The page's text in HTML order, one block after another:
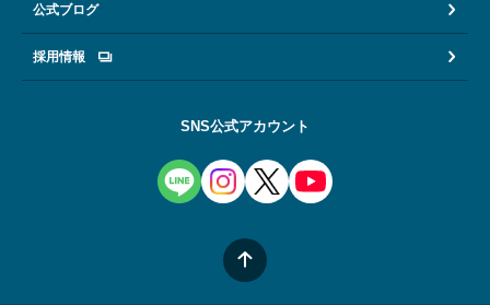
公式ブログ
採用情報
SNS公式アカウント